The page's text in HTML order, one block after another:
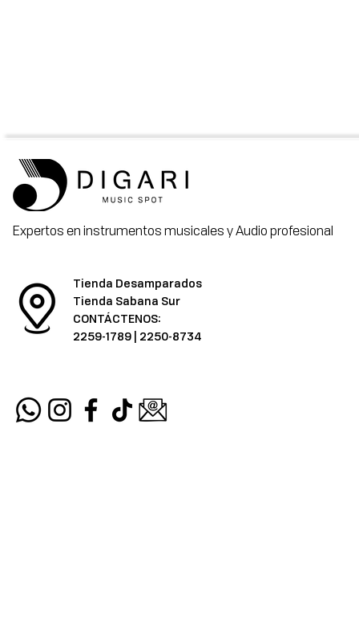
Expertos en instrumentos musicales y Audio profesional
Tienda Desamparados
Tienda Sabana Sur
CONTÁCTENOS:
2259-1789 | 2250-8734